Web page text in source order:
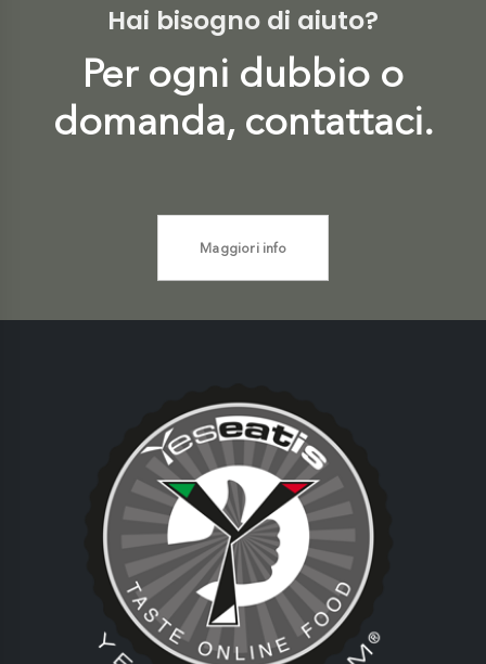
Hai bisogno di aiuto?
Per ogni dubbio o
domanda, contattaci.
Maggiori info